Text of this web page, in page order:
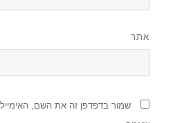
אתר
שמור בדפדפן זה את השם,